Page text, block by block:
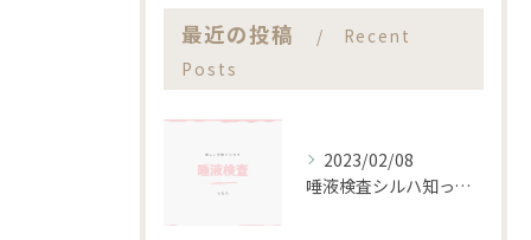
最近の投稿
Recent
Posts
2023/02/08
唾液検査シルハ知ってますか？？